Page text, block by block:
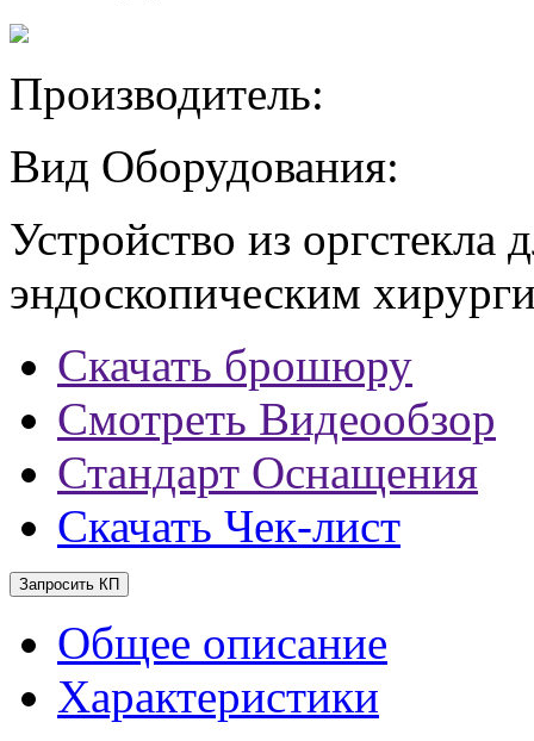
Производитель:
Вид Оборудования:
Устройство из оргстекла
эндоскопическим
Скачать брошюру
Смотреть Видеообзор
Стандарт Оснащения
Скачать Чек-лист
Запросить КП
Общее описание
Характеристики